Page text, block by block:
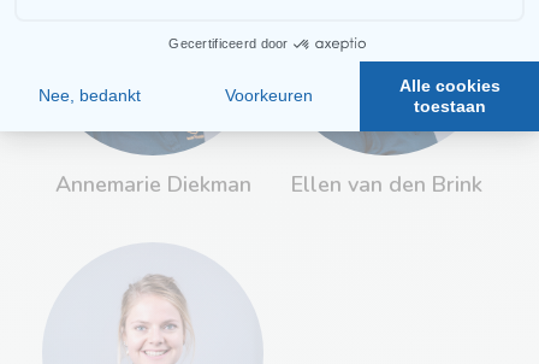
Annemarie Diekman Ellen van den Brink